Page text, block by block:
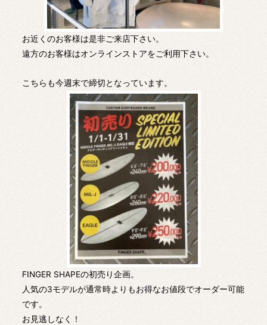
お近くのお客様は是非ご来店下さい。
遠方のお客様はオンラインストアをご利用下さい。
こちらも今週末で締切となっています。
FINGER SHAPEの初売り企画。
人気の3モデルが通常時よりもお得なお値段でオーダー可能
です。
お見逃しなく！